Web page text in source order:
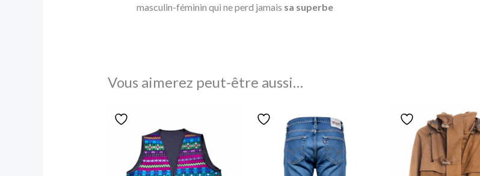
masculin-féminin qui ne perd jamais sa superbe
Vous aimerez peut-être aussi…
prix
initial
était :
499,00 €.
Le
prix
est :